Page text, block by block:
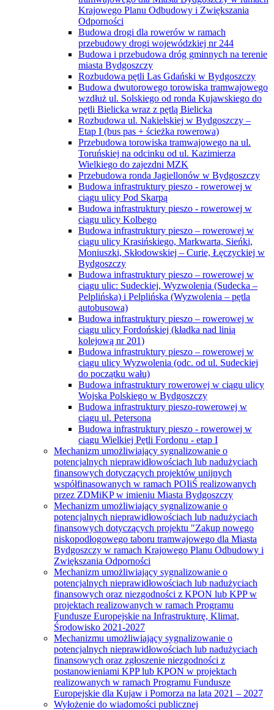
Krajowego Planu Odbudowy i Zwiększania
Odporności
Budowa drogi dla rowerów w ramach
przebudowy drogi wojewódzkiej nr 244
Budowa i przebudowa dróg gminnych na terenie
miasta Bydgoszczy
Rozbudowa pętli Las Gdański w Bydgoszczy
Budowa dwutorowego torowiska tramwajowego
wzdłuż ul. Solskiego od ronda Kujawskiego do
pętli Bielicka wraz z pętlą Bielicka
Rozbudowa ul. Nakielskiej w Bydgoszczy –
Etap I (bus pas + ścieżka rowerowa)
Przebudowa torowiska tramwajowego na ul.
Toruńskiej na odcinku od ul. Kazimierza
Wielkiego do zajezdni MZK
Przebudowa ronda Jagiellonów w Bydgoszczy
Budowa infrastruktury pieszo - rowerowej w
ciągu ulicy Pod Skarpą
Budowa infrastruktury pieszo - rowerowej w
ciągu ulicy Kolbego
Budowa infrastruktury pieszo – rowerowej w
ciągu ulicy Krasińskiego, Markwarta, Sieńki,
Moniuszki, Skłodowskiej – Curie, Łęczyckiej w
Bydgoszczy
Budowa infrastruktury pieszo – rowerowej w
ciągu ulic: Sudeckiej, Wyzwolenia (Sudecka –
Pelplińska) i Pelplińska (Wyzwolenia – pętla
autobusowa)
Budowa infrastruktury pieszo – rowerowej w
ciągu ulicy Fordońskiej (kładka nad linią
kolejową nr 201)
Budowa infrastruktury pieszo – rowerowej w
ciągu ulicy Wyzwolenia (odc. od ul. Sudeckiej
do początku wału)
Budowa infrastruktury rowerowej w ciągu ulicy
Wojska Polskiego w Bydgoszczy
Budowa infrastruktury pieszo-rowerowej w
ciągu ul. Petersona
Budowa infrastruktury pieszo - rowerowej w
ciągu Wielkiej Pętli Fordonu - etap I
Mechanizm umożliwiający sygnalizowanie o
potencjalnych nieprawidłowościach lub nadużyciach
finansowych dotyczących projektów unijnych
współfinasowanych w ramach POIiŚ realizowanych
przez ZDMiKP w imieniu Miasta Bydgoszczy
Mechanizm umożliwiający sygnalizowanie o
potencjalnych nieprawidłowościach lub nadużyciach
finansowych dotyczących projektu "Zakup nowego
niskopodłogowego taboru tramwajowego dla Miasta
Bydgoszczy w ramach Krajowego Planu Odbudowy i
Zwiększania Odporności
Mechanizm umożliwiający sygnalizowanie o
potencjalnych nieprawidłowościach lub nadużyciach
finansowych oraz niezgodności z KPON lub KPP w
projektach realizowanych w ramach Programu
Fundusze Europejskie na Infrastrukturę, Klimat,
Środowisko 2021-2027
Mechanizmu umożliwiający sygnalizowanie o
potencjalnych nieprawidłowościach lub nadużyciach
finansowych oraz zgłoszenie niezgodności z
postanowieniami KPP lub KPON w projektach
realizowanych w ramach Programu Fundusze
Europejskie dla Kujaw i Pomorza na lata 2021 – 2027
Wyłożenie do wiadomości publicznej